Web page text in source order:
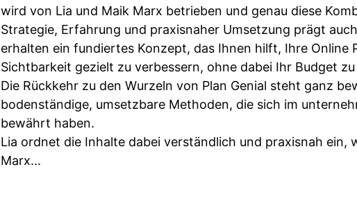
wird von Lia und Maik Marx betrieben und genau diese
Strategie, Erfahrung und praxisnaher Umsetzung prägt
erhalten ein fundiertes Konzept, das Ihnen hilft, Ihre Online
Sichtbarkeit gezielt zu verbessern, ohne dabei Ihr Budget
Die Rückkehr zu den Wurzeln von Plan Genial steht ganz
bodenständige, umsetzbare Methoden, die sich im
bewährt haben.
Lia ordnet die Inhalte dabei verständlich und praxisnah ein,
Marx...